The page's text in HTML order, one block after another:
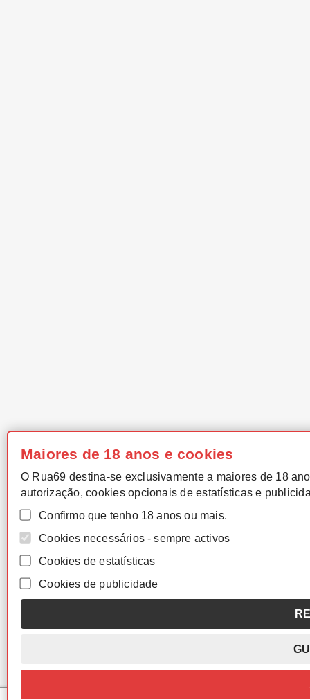
Maiores de 18 anos e cookies
O Rua69 destina-se exclusivamente a maiores de 18
autorização, cookies opcionais de estatísticas e
Confirmo que tenho 18 anos ou mais.
Cookies necessários - sempre activos
Cookies de estatísticas
Cookies de publicidade